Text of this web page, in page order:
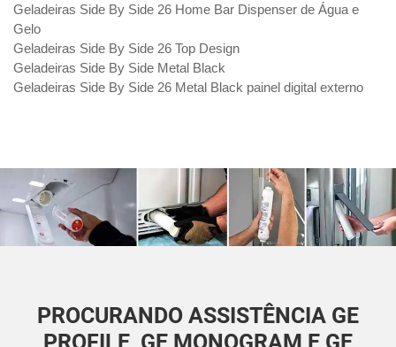
Geladeiras Side By Side 26 Home Bar Dispenser de Água e
Gelo
Geladeiras Side By Side 26 Top Design
Geladeiras Side By Side Metal Black
Geladeiras Side By Side 26 Metal Black painel digital externo
PROCURANDO ASSISTÊNCIA GE